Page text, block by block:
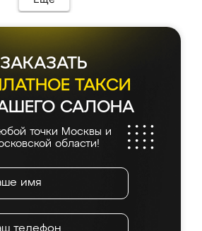
ЗАКАЗАТЬ
ТАКСИ
САЛОНА
точки Москвы и
области!